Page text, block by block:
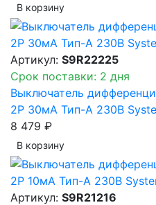
В корзинy
Артикул: S9R22225
Срок поставки: 2 дня
Выключатель
2P 30мА Тип-A 230В
8 479 ₽
В корзинy
Артикул: S9R21216